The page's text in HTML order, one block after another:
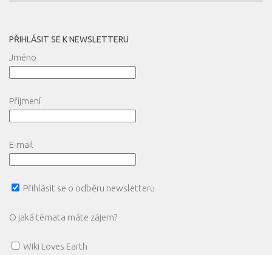
PŘIHLÁSIT SE K NEWSLETTERU
Jméno
Příjmení
E-mail
Přihlásit se o odběru newsletteru
O jaká témata máte zájem?
Wiki Loves Earth